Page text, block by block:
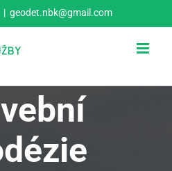
| geodet.nbk@gmail.com